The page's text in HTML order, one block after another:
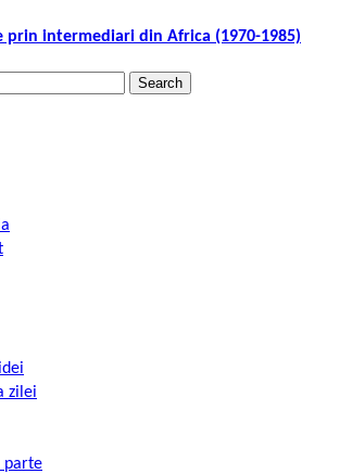
prin intermediari din Africa (1970-1985)
zilei
parte